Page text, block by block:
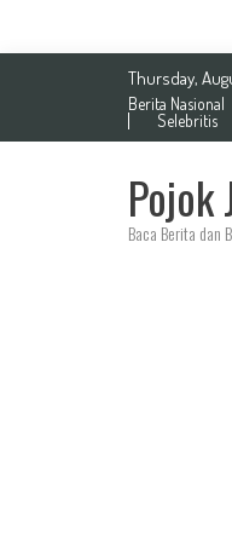
Thursday,
Berita Nasional
Selebritis
Pojok
Baca Berita dan